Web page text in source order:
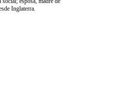
Inglaterra.